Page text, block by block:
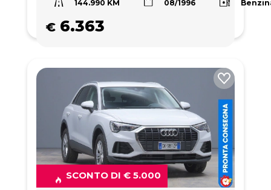
144.990 KM 08/1996
€ 6.363
SCONTO DI € 5.000